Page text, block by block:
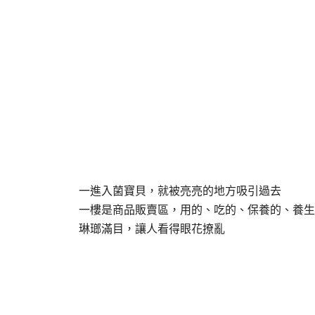
一進入菌寶貝，就被亮亮的地方吸引過去
一樓是商品販賣區，用的、吃的、保養的、養
琳瑯滿目，讓人看得眼花撩亂